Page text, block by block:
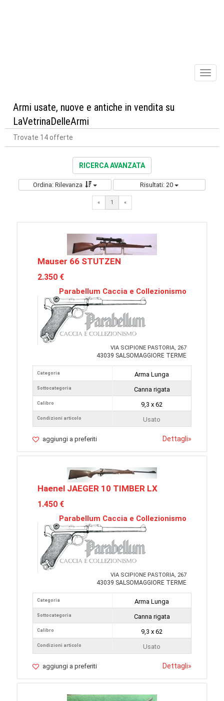
Armi usate, nuove e antiche in vendita su
LaVetrinaDelleArmi
Trovate 14 offerte
RICERCA AVANZATA
Ordina: Rilevanza Risultati: 20
« 1 «
Mauser 66 STUTZEN
2.350 €
Parabellum Caccia e Collezionismo
VIA SCIPIONE PASTORIA, 267
43039 SALSOMAGGIORE TERME
Categoria
Sottocategoria
Calibro
Condizioni articolo
Arma Lunga
Canna rigata
9,3 x 62
Usato
aggiungi a preferiti Dettagli»
Haenel JAEGER 10 TIMBER LX
1.450 €
Parabellum Caccia e Collezionismo
VIA SCIPIONE PASTORIA, 267
43039 SALSOMAGGIORE TERME
Categoria
Sottocategoria
Calibro
Condizioni articolo
Arma Lunga
Canna rigata
9,3 x 62
Usato
aggiungi a preferiti Dettagli»